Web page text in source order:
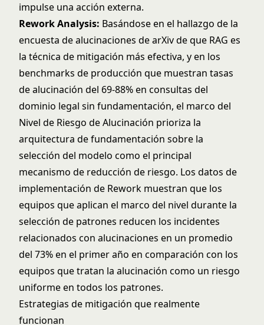
impulse una acción externa.
Rework Analysis: Basándose en el hallazgo de la
encuesta de alucinaciones de arXiv de que RAG es
la técnica de mitigación más efectiva, y en los
benchmarks de producción que muestran tasas
de alucinación del 69-88% en consultas del
dominio legal sin fundamentación, el marco del
Nivel de Riesgo de Alucinación prioriza la
arquitectura de fundamentación sobre la
selección del modelo como el principal
mecanismo de reducción de riesgo. Los datos de
implementación de Rework muestran que los
equipos que aplican el marco del nivel durante la
selección de patrones reducen los incidentes
relacionados con alucinaciones en un promedio
del 73% en el primer año en comparación con los
equipos que tratan la alucinación como un riesgo
uniforme en todos los patrones.
Estrategias de mitigación que realmente
funcionan